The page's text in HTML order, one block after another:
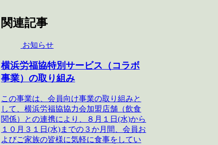
関連記事
お知らせ
横浜労福協特別サービス（コラボ
事業）の取り組み
この事業は、会員向け事業の取り組みと
して、横浜労福協協力会加盟店舗（飲食
関係）との連携により、８月１日(水)から
１０月３１日(水)までの３か月間、会員お
よびご家族の皆様に気軽に食事をしてい